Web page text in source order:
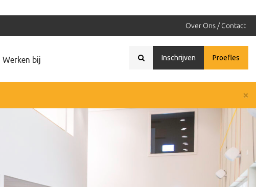
Over Ons / Contact
Werken bij Inschrijven Proefles
×